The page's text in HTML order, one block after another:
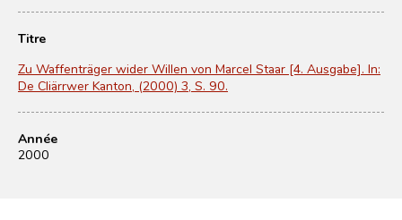
Titre
Zu Waffenträger wider Willen von Marcel Staar [4. Ausgabe]. In:
De Cliärrwer Kanton, (2000) 3, S. 90.
Année
2000